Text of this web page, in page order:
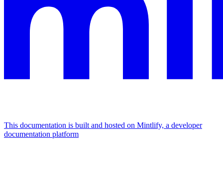
This documentation is built and hosted on Mintlify, a developer
documentation platform